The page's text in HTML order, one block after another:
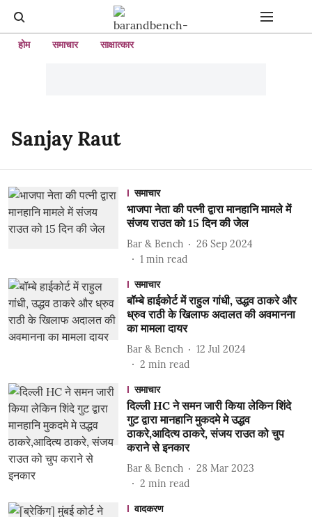
होम समाचार साक्षात्कार
Sanjay Raut
समाचार
भाजपा नेता की पत्नी द्वारा मानहानि मामले में
संजय राउत को 15 दिन की जेल
Bar & Bench
26 Sep 2024
1 min read
समाचार
बॉम्बे हाईकोर्ट में राहुल गांधी, उद्धव ठाकरे और
ध्रुव राठी के खिलाफ अदालत की अवमानना ​​
का मामला दायर
Bar & Bench
12 Jul 2024
2 min read
समाचार
दिल्ली HC ने समन जारी किया लेकिन शिंदे
गुट द्वारा मानहानि मुकदमे मे उद्धव
ठाकरे,आदित्य ठाकरे, संजय राउत को चुप
कराने से इनकार
Bar & Bench
28 Mar 2023
2 min read
वादकरण